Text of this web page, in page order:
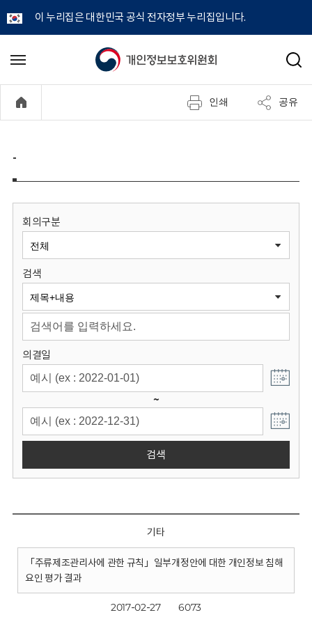
이 누리집은 대한민국 공식 전자정부 누리집입니다.
개
정
보
원
회
메
기
검
인쇄 공유
-
회의구분
검색
의결일
~
검색
기타
「주류제조관리사에 관한 규칙」일부개정안에 대한 개인정보 침해
요인 평가 결과
2017-02-27 6073